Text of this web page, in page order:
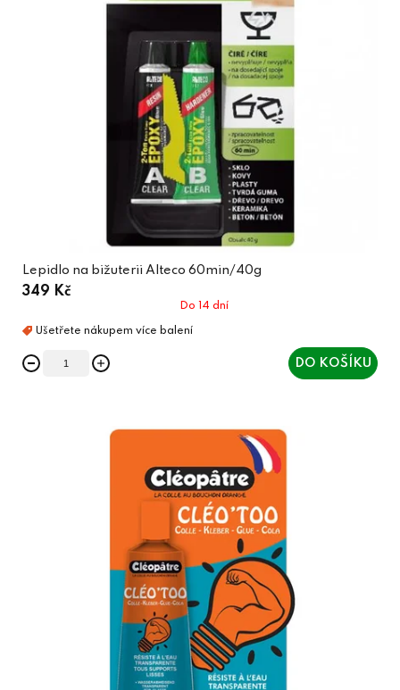
Lepidlo na bižuterii Alteco 60min/40g
349 Kč
Do 14 dní
DO KOŠÍKU